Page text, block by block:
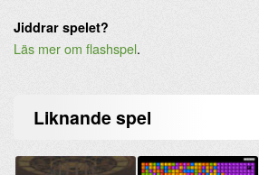
Jiddrar spelet?
Läs mer om flashspel.
Liknandespel